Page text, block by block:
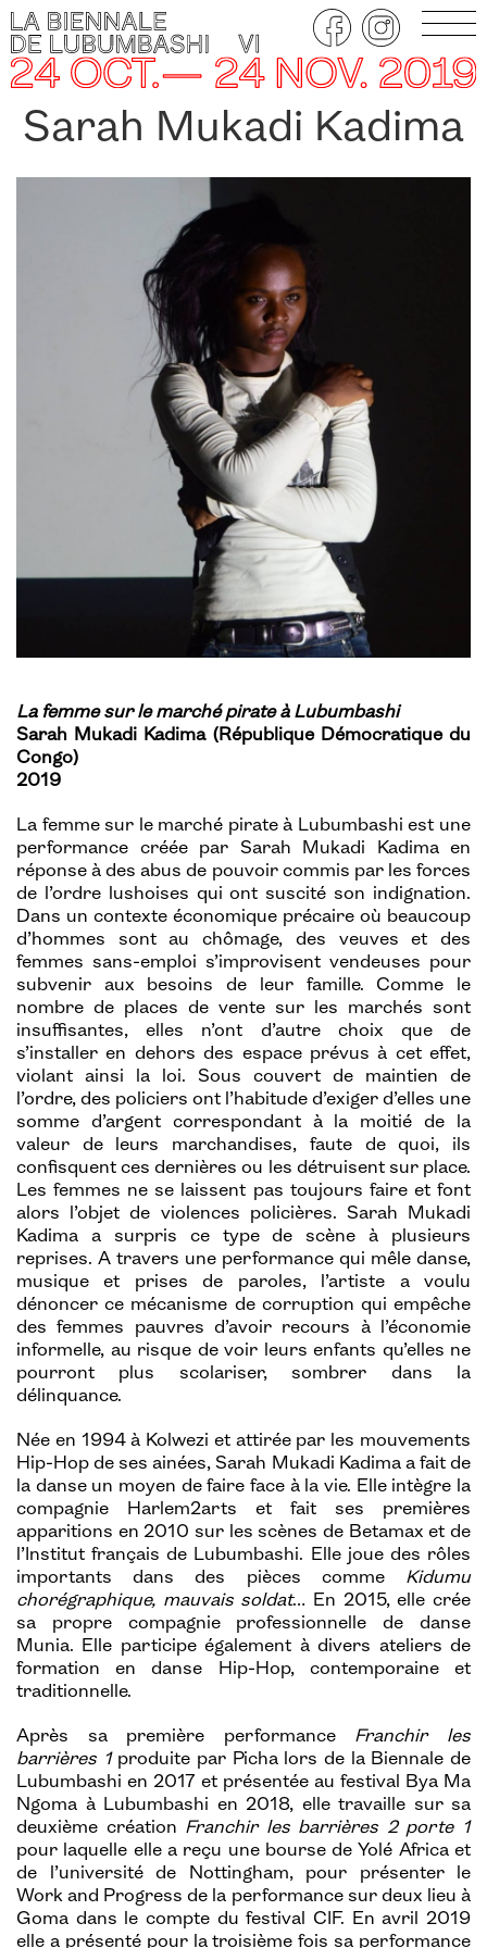
Sarah Mukadi Kadima
La femme sur le marché pirate à Lubumbashi
Sarah Mukadi Kadima (République Démocratique du
Congo)
2019
La femme sur le marché pirate à Lubumbashi est une
performance créée par Sarah Mukadi Kadima en
réponse à des abus de pouvoir commis par les forces
de l’ordre lushoises qui ont suscité son indignation.
Dans un contexte économique précaire où beaucoup
d’hommes sont au chômage, des veuves et des
femmes sans-emploi s’improvisent vendeuses pour
subvenir aux besoins de leur famille. Comme le
nombre de places de vente sur les marchés sont
insuffisantes, elles n’ont d’autre choix que de
s’installer en dehors des espace prévus à cet effet,
violant ainsi la loi. Sous couvert de maintien de
l’ordre, des policiers ont l’habitude d’exiger d’elles une
somme d’argent correspondant à la moitié de la
valeur de leurs marchandises, faute de quoi, ils
confisquent ces dernières ou les détruisent sur place.
Les femmes ne se laissent pas toujours faire et font
alors l’objet de violences policières. Sarah Mukadi
Kadima a surpris ce type de scène à plusieurs
reprises. A travers une performance qui mêle danse,
musique et prises de paroles, l’artiste a voulu
dénoncer ce mécanisme de corruption qui empêche
des femmes pauvres d’avoir recours à l’économie
informelle, au risque de voir leurs enfants qu’elles ne
pourront plus scolariser, sombrer dans la
délinquance.
Née en 1994 à Kolwezi et attirée par les mouvements
Hip-Hop de ses ainées, Sarah Mukadi Kadima a fait de
la danse un moyen de faire face à la vie. Elle intègre la
compagnie Harlem2arts et fait ses premières
apparitions en 2010 sur les scènes de Betamax et de
l’Institut français de Lubumbashi. Elle joue des rôles
importants dans des pièces comme Kidumu
chorégraphique, mauvais soldat… En 2015, elle crée
sa propre compagnie professionnelle de danse
Munia. Elle participe également à divers ateliers de
formation en danse Hip-Hop, contemporaine et
traditionnelle.
Après sa première performance Franchir les
barrières 1produite par Picha lors de la Biennale de
Lubumbashi en 2017 et présentée au festival Bya Ma
Ngoma à Lubumbashi en 2018, elle travaille sur sa
deuxième création Franchir les barrières 2 porte 1
pour laquelle elle a reçu une bourse de Yolé Africa et
de l’université de Nottingham, pour présenter le
Work and Progress de la performance sur deux lieu à
Goma dans le compte du festival CIF. En avril 2019
elle a présenté pour la troisième fois sa performance